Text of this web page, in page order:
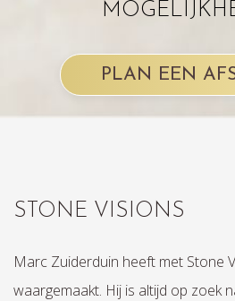
PLAN EEN
STONE VISIONS
Marc Zuiderduin heeft met Stone
waargemaakt. Hij is altijd op zoek